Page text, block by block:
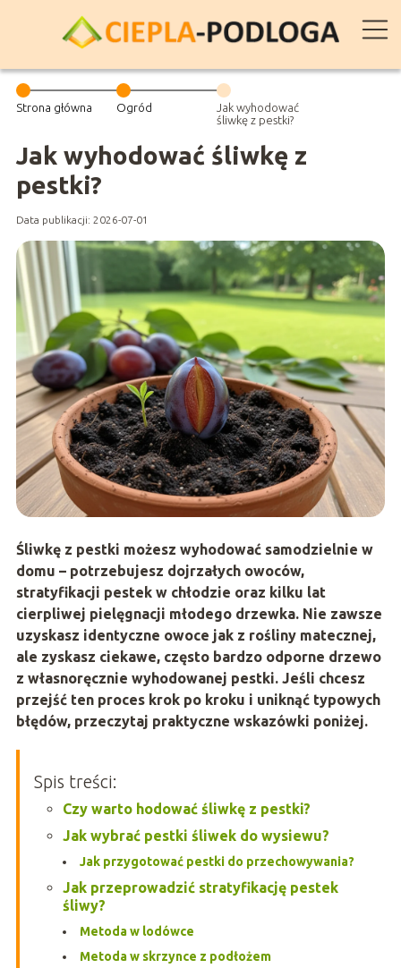
Strona główna Ogród
Jak wyhodować
śliwkę z pestki?
Jak wyhodować śliwkę z
pestki?
Data publikacji: 2026-07-01
Śliwkę z pestki możesz wyhodować samodzielnie w
domu – potrzebujesz dojrzałych owoców,
stratyfikacji pestek w chłodzie oraz kilku lat
cierpliwej pielęgnacji młodego drzewka. Nie zawsze
uzyskasz identyczne owoce jak z rośliny matecznej,
ale zyskasz ciekawe, często bardzo odporne drzewo
z własnoręcznie wyhodowanej pestki. Jeśli chcesz
przejść ten proces krok po kroku i uniknąć typowych
błędów, przeczytaj praktyczne wskazówki poniżej.
Spis treści:
Czy warto hodować śliwkę z pestki?
Jak wybrać pestki śliwek do wysiewu?
Jak przygotować pestki do przechowywania?
Jak przeprowadzić stratyfikację pestek
śliwy?
Metoda w lodówce
Metoda w skrzynce z podłożem